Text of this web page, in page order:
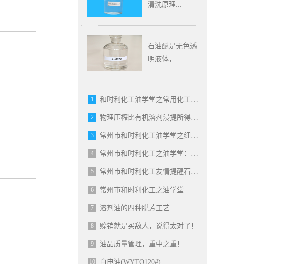
清洗原理
清洗原理...
石油醚是无色透
明液体，...
1 和时利化工油学堂之常用化工溶剂的危险分类
2 物理压榨比有机溶剂浸提所得的食用油是否更安全？
3 常州市和时利化工油学堂之细说6号溶剂油
4 常州市和时利化工之油学堂：科普溶剂油
5 常州市和时利化工友情提醒石油化工排放问题要重视
6 常州市和时利化工之油学堂
7 溶剂油的四种脱芳工艺
8 赊销就是买敌人，说得太对了！
9 油品质量管理，重中之重！
10 白电油(WYTQ120#)